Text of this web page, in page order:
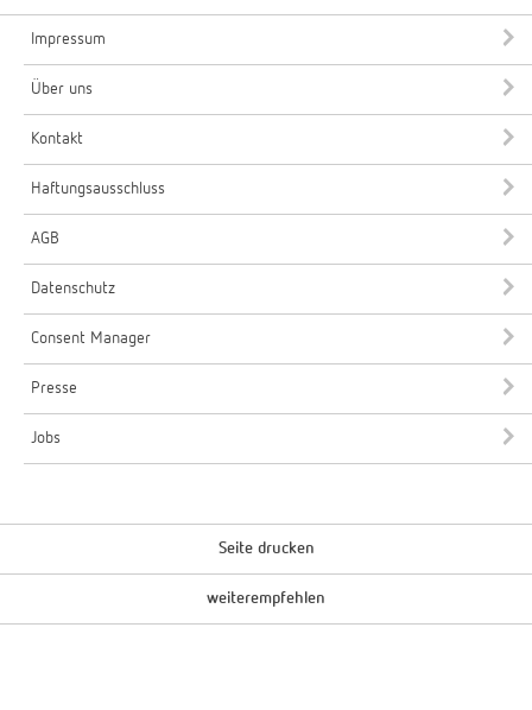
Impressum
Über uns
Kontakt
Haftungsausschluss
AGB
Datenschutz
Consent Manager
Presse
Jobs
Seite drucken
weiterempfehlen